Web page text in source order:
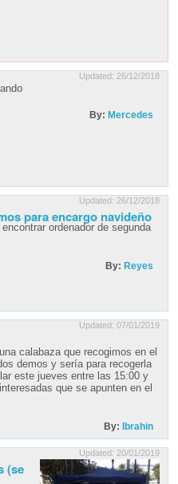
Updated: 26/12/2018
By: Mercedes
Updated: 26/12/2018
para encargo navideño
ordenador de segunda
By: Reyes
Updated: 07/01/2019
calabaza que recogimos en el
demos y sería para recogerla
este jueves entre las 15:00 y
que se apunten en el
By: Ibrahin
Updated: 20/01/2019
(se